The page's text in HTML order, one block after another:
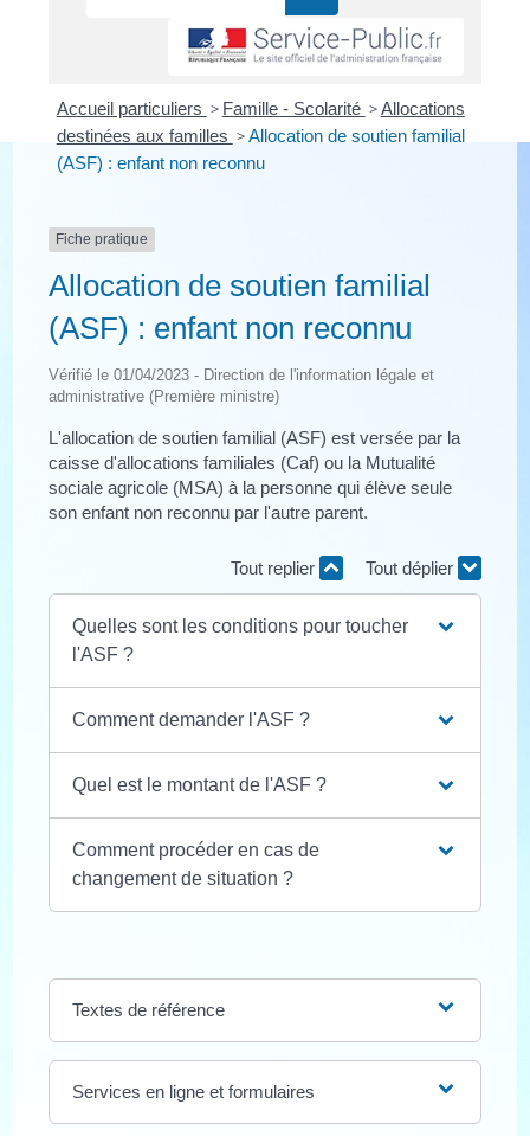
Accueil particuliers > Famille - Scolarité >Allocations
destinées aux familles >Allocation de soutien familial
(ASF) : enfant non reconnu
Fiche pratique
Allocation de soutien familial
(ASF) : enfant non reconnu
Vérifié le 01/04/2023 - Direction de l'information légale et
administrative (Première ministre)
L'allocation de soutien familial (ASF) est versée par la
caisse d'allocations familiales (Caf) ou la Mutualité
sociale agricole (MSA) à la personne qui élève seule
son enfant non reconnu par l'autre parent.
Tout replier Tout déplier
Quelles sont les conditions pour toucher
l'ASF ?
Comment demander l'ASF ?
Quel est le montant de l'ASF ?
Comment procéder en cas de
changement de situation ?
Textes de référence
Services en ligne et formulaires